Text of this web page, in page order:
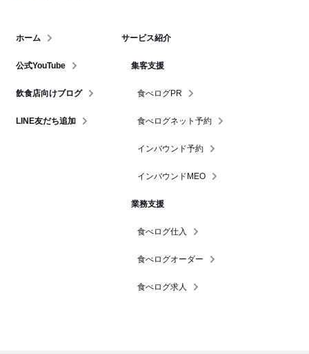
ホーム
公式YouTube
飲食店向けブログ
LINE友だち追加
サービス紹介
集客支援
食べログPR
食べログネット予約
インバウンド予約
インバウンドMEO
業務支援
食べログ仕入
食べログオーダー
食べログ求人